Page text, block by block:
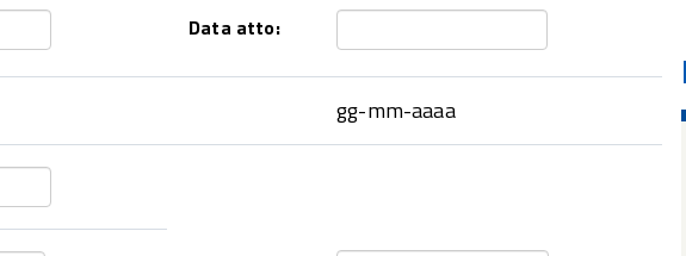
Data atto:
gg-mm-aaaa